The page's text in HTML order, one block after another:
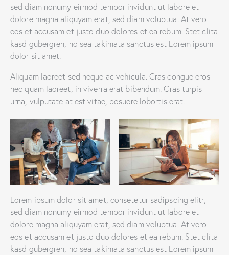
sed diam nonumy eirmod tempor invidunt ut labore et
dolore magna aliquyam erat, sed diam voluptua. At vero
eos et accusam et justo duo dolores et ea rebum. Stet clita
kasd gubergren, no sea takimata sanctus est Lorem ipsum
dolor sit amet.
Aliquam laoreet sed neque ac vehicula. Cras congue eros
nec quam laoreet, in viverra erat bibendum. Cras turpis
urna, vulputate at est vitae, posuere lobortis erat.
Lorem ipsum dolor sit amet, consetetur sadipscing elitr,
sed diam nonumy eirmod tempor invidunt ut labore et
dolore magna aliquyam erat, sed diam voluptua. At vero
eos et accusam et justo duo dolores et ea rebum. Stet clita
kasd gubergren, no sea takimata sanctus est Lorem ipsum